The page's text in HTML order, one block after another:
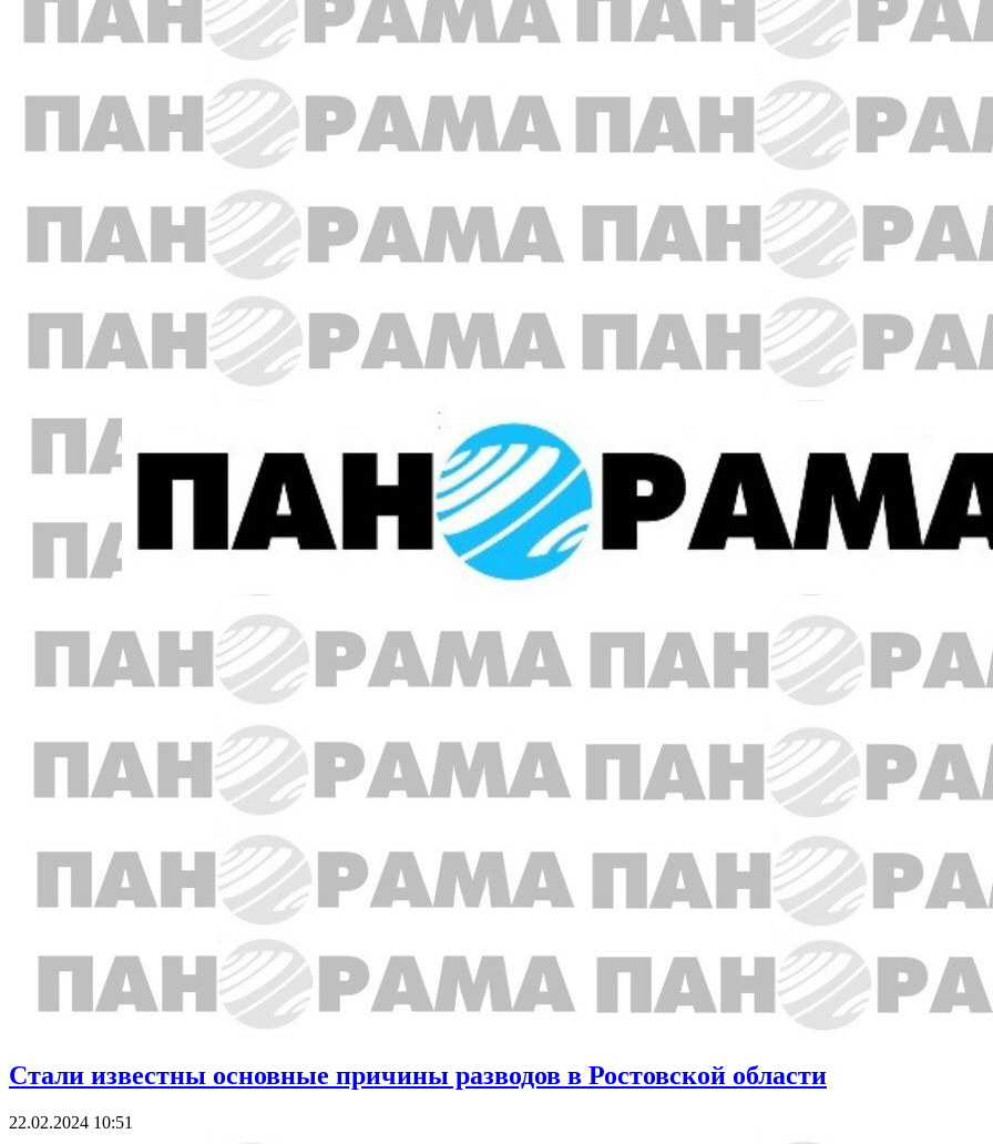
Стали известны основные причины разводов в Ростовской области
22.02.2024 10:51